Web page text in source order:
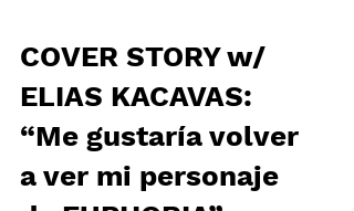
COVER STORY w/
ELIAS KACAVAS:
“Me gustaría volver